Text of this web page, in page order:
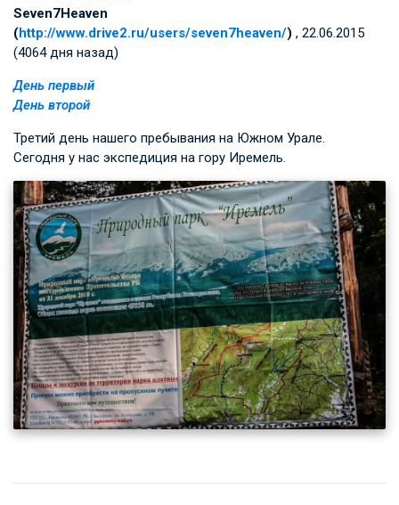
Seven7Heaven
(http://www.drive2.ru/users/seven7heaven/) , 22.06.2015
(4064 дня назад)
День первый
День второй
Третий день нашего пребывания на Южном Урале.
Сегодня у нас экспедиция на гору Иремель.